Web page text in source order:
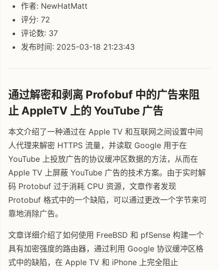
作者: NewHatMatt
评分: 72
评论数: 37
发布时间: 2025-03-18 21:23:43
通过解密和剥离 Profobuf 中的广告来阻
止 AppleTV 上的 YouTube 广告
本文介绍了一种通过在 Apple TV 和互联网之间设置中间
人代理来解密 HTTPS 流量，并读取 Google 用于在
YouTube 上投放广告的协议缓冲区数据的方法，从而在
Apple TV 上屏蔽 YouTube 广告的技术方案。由于实时解
码 Protobuf 过于消耗 CPU 资源，文章作者发现
Protobuf 格式中的一个缺陷，可以通过更改一个字节来可
靠地消除广告。
文章详细介绍了如何使用 FreeBSD 和 pfSense 构建一个
具有加密强度的路由器，通过利用 Google 协议缓冲区格
式中的缺陷，在 Apple TV 和 iPhone 上完全阻止